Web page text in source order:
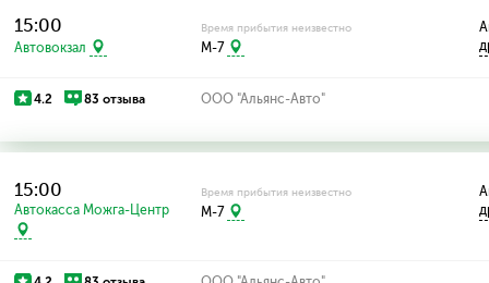
15:00
Автовокзал
Время прибытия неизвестно
M-7
4.2 83 отзыва ООО "Альянс-Авто"
15:00
Автокасса Можга-Центр
Время прибытия неизвестно
M-7